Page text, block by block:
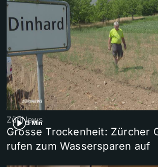
3 Min
ZüriNews
Grosse Trockenheit: Zürcher
rufen zum Wassersparen auf